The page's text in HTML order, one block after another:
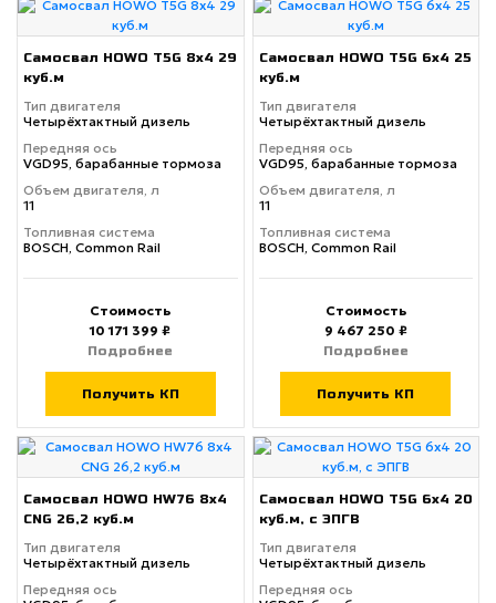
Самосвал HOWO T5G 8x4 29
куб.м
Тип двигателя
Четырёхтактный дизель
Передняя ось
VGD95, барабанные тормоза
Объем двигателя, л
11
Топливная система
BOSCH, Common Rail
Стоимость
10 171 399 ₽
Подробнее
Получить КП
Самосвал HOWO T5G 6x4 25
куб.м
Тип двигателя
Четырёхтактный дизель
Передняя ось
VGD95, барабанные тормоза
Объем двигателя, л
11
Топливная система
BOSCH, Common Rail
Стоимость
9 467 250 ₽
Подробнее
Получить КП
Самосвал HOWO HW76 8x4
CNG 26,2 куб.м
Тип двигателя
Четырёхтактный дизель
Передняя ось
Самосвал HOWO T5G 6x4 20
куб.м, с ЭПГВ
Тип двигателя
Четырёхтактный дизель
Передняя ось